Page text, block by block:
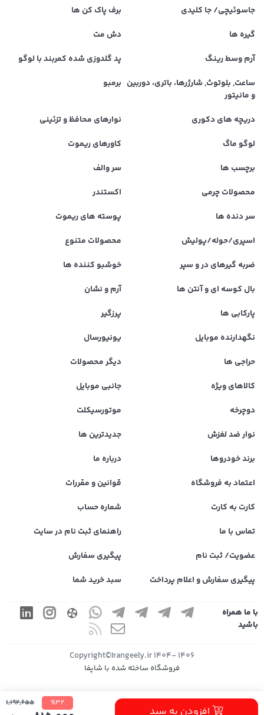
افزودن به سبد
%32
1,192,655
جاسوئیچی/ جا کلیدی
برف پاک کن ها
گیره ها
دش مت
آرم وسط رینگ
پد گلدوزی شده کمربند با لوگو
ساعت, بلوتوث, شارژرها، باتری، دوربین
و مانیتور
برمبو
دریچه های دکوری
نوارهای محافظ و تزئینی
لوگو ماگ
کاورهای ریموت
برچسب ها
سر والف
محصولات چرمی
اکستندر
سر دنده ها
پوسته های ریموت
اسپری/حوله/پولیش
محصولات متنوع
ضربه گیرهای در و سپر
خوشبو کننده ها
بال کوسه ای و آنتن ها
آرم و نشان
پارکابی ها
پرزگیر
نگهدارنده موبایل
یونیورسال
حراجی ها
دیگر محصولات
کالاهای ویژه
جانبی موبایل
دوچرخه
موتورسیکلت
نوار ضد لغزش
جدیدترین ها
برند خودروها
درباره ما
اعتماد به فروشگاه
قوانین و مقررات
کارت به کارت
شماره حساب
تماس با ما
راهنمای ثبت نام در سایت
عضویت/ ثبت نام
پیگیری سفارش
پیگیری سفارش و اعلام پرداخت
سبد خرید شما
با ما همراه
باشید
1406 -1404 Copyright©Irangeely.ir
فروشگاه ساخته شده با شاپفا